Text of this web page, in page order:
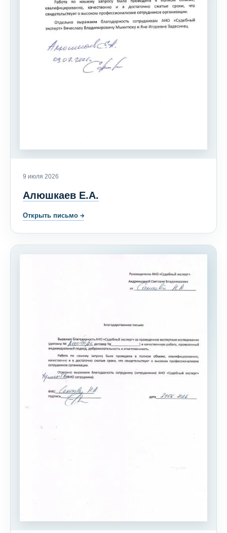
9 июля 2026
Алюшкаев Е.А.
Открыть письмо →